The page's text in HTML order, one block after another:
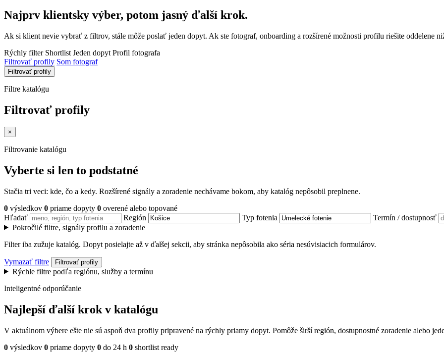
Najprv klientsky výber, potom jasný ďalší krok.
Ak si klient nevie vybrať z filtrov, stále môže poslať jeden dopyt. Ak ste fotograf, onboarding a rozšírené možnosti profilu riešite oddelene
Rýchly filter Shortlist Jeden dopyt Profil fotografa
Filtrovať profily Som fotograf
Filtrovať profily
Filtre katalógu
Filtrovať profily
×
Filtrovanie katalógu
Vyberte si len to podstatné
Stačia tri veci: kde, čo a kedy. Rozšírené signály a zoradenie nechávame bokom, aby katalóg nepôsobil preplnene.
0 výsledkov 0 priame dopyty 0 overené alebo topované
Hľadať
Región Typ fotenia
Termín / dostupnosť
Pokročilé filtre, signály profilu a zoradenie
Filter iba zužuje katalóg. Dopyt posielajte až v ďalšej sekcii, aby stránka nepôsobila ako séria nesúvisiacich formulárov.
Vymazať filtre Filtrovať profily
Rýchle filtre podľa regiónu, služby a termínu
Inteligentné odporúčanie
Najlepší ďalší krok v katalógu
V aktuálnom výbere ešte nie sú aspoň dva profily pripravené na rýchly priamy dopyt. Pomôže širší región, dostupnostné zoradenie alebo
0 výsledkov 0 priame dopyty 0 do 24 h 0 shortlist ready